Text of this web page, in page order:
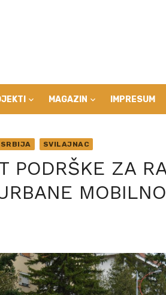
MAGAZIN IMPRESUM
SRBIJA SVILAJNAC
PODRŠKE ZA